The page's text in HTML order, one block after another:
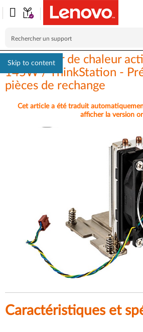
Skip to content
Dissipateur de chaleur
145W / ThinkStation -
pièces de rechange
Cet article a été traduit
afficher la version
Caractéristiques et